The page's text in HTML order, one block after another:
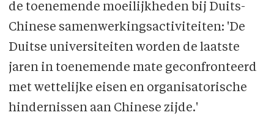
de toenemende moeilijkheden bij Duits-
Chinese samenwerkingsactiviteiten: 'De
Duitse universiteiten worden de laatste
jaren in toenemende mate geconfronteerd
met wettelijke eisen en organisatorische
hindernissen aan Chinese zijde.'